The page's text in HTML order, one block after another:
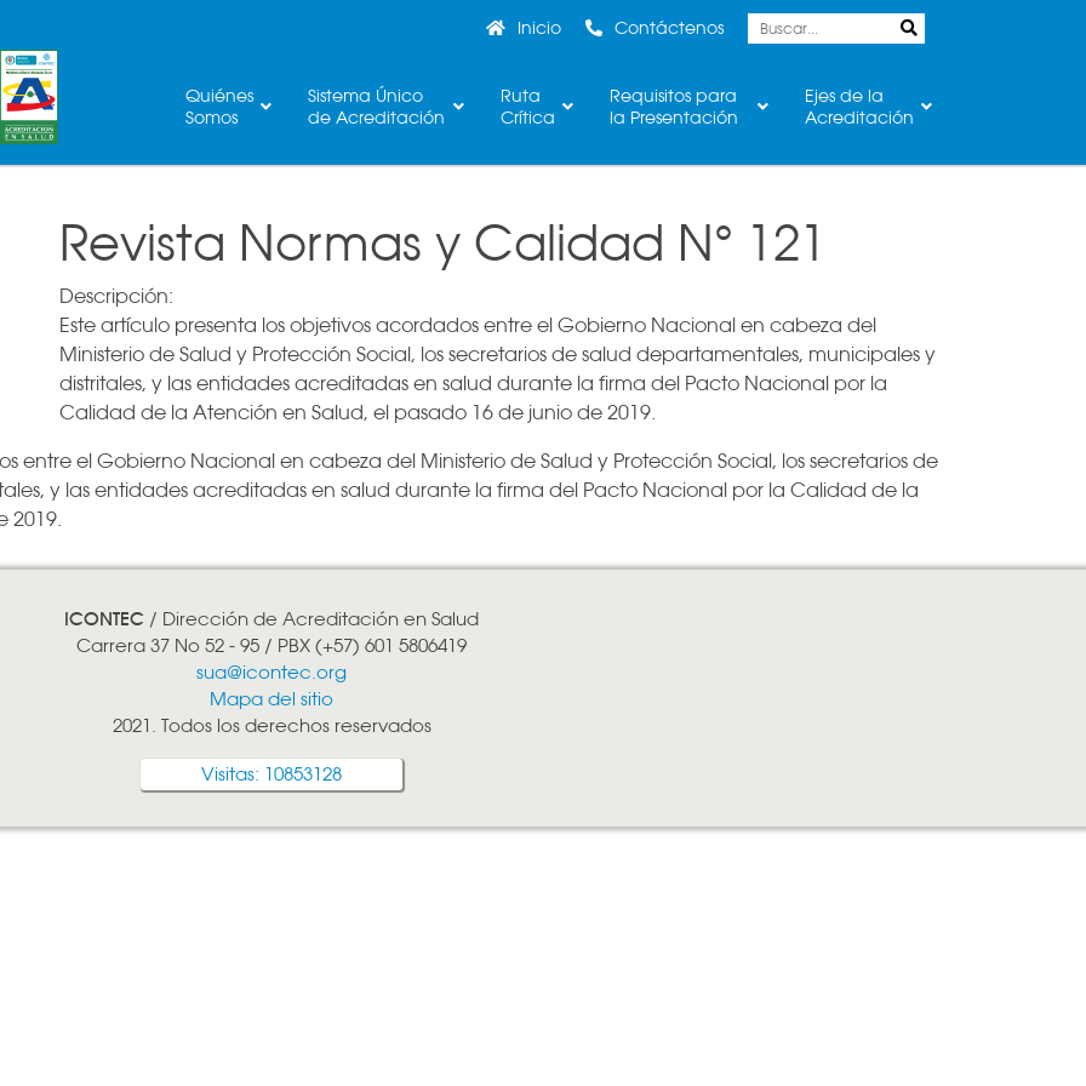
Inicio Contáctenos
Quiénes
Somos
Sistema Único
de Acreditación
Ruta
Crítica
Requisitos para
la Presentación
Ejes de la
Acreditación
Revista Normas y Calidad N° 121
Descripción:
Este artículo presenta los objetivos acordados entre el Gobierno Nacional en cabeza del
Ministerio de Salud y Protección Social, los secretarios de salud departamentales, municipales y
distritales, y las entidades acreditadas en salud durante la firma del Pacto Nacional por la
Calidad de la Atención en Salud, el pasado 16 de junio de 2019.
entre el Gobierno Nacional en cabeza del Ministerio de Salud y Protección Social, los secretarios de
y las entidades acreditadas en salud durante la firma del Pacto Nacional por la Calidad de la
2019.
ICONTEC / Dirección de Acreditación en Salud
Carrera 37 No 52 - 95 / PBX (+57) 601 5806419
sua@icontec.org
Mapa del sitio
2021. Todos los derechos reservados
Visitas: 10853128